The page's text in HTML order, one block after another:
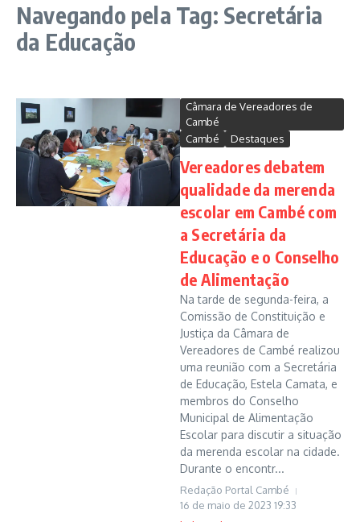
Navegando pela Tag: Secretária
da Educação
Câmara de Vereadores de
Cambé
Cambé
Destaques
Vereadores debatem
qualidade da merenda
escolar em Cambé com
a Secretária da
Educação e o Conselho
de Alimentação
Na tarde de segunda-feira, a
Comissão de Constituição e
Justiça da Câmara de
Vereadores de Cambé realizou
uma reunião com a Secretária
de Educação, Estela Camata, e
membros do Conselho
Municipal de Alimentação
Escolar para discutir a situação
da merenda escolar na cidade.
Durante o encontr...
Redação Portal Cambé
16 de maio de 2023 19:33